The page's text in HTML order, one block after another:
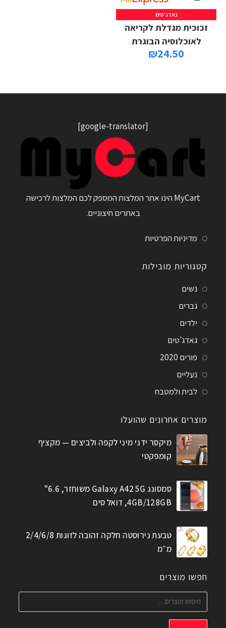
גאדג'טים
זכוכית מגדלת לקריאה
לאוכלוסיה הבוגרת
₪24.50
[google-translator]
MyCart הינו אתר המלצות המספק לכם המלצות לרכישה
באתרים חיצוניים.
מדיניות הפרטיות
קטגוריות מובילות
נשים
גברים
ילדים
גאדג'טים
פורים 2020
נעליים
לבית ולמטבח
מוצרים אחרונים שהועלו
מיקסר ידני מיני לקפה ולביצים — מקציף
קומפקטי
סמסונג Galaxy A42 5G משוחזר, 6.6"
4GB/128GB, דואל סים
טבעת נירוסטה חלקה זהובה לזוגות 2/4/6/8
מ״מ
חפשו מוצרים